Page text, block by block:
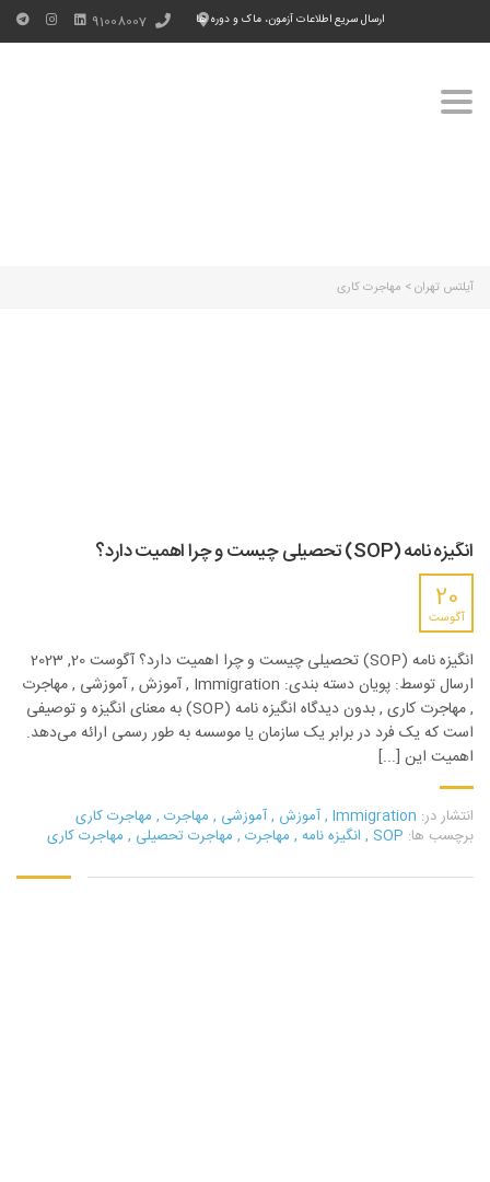
ارسال سریع اطلاعات آزمون، ماک و دوره ها 91008007
Toggle
آیلتس تهران> مهاجرت کاری
انگیزه نامه (SOP) تحصیلی چیست و چرا اهمیت دارد؟
20
آگوست
انگیزه نامه (SOP) تحصیلی چیست و چرا اهمیت دارد؟ آگوست 20, 2023
ارسال توسط: پویان دسته بندی: Immigration , آموزش , آموزشی , مهاجرت
, مهاجرت کاری , بدون دیدگاه انگیزه نامه (SOP) به معنای انگیزه و توصیفی
است که یک فرد در برابر یک سازمان یا موسسه به طور رسمی ارائه می‌دهد.
اهمیت این [...]
انتشار در: Immigration
,آموزش ,آموزشی , مهاجرت , مهاجرت کاری
برچسب ها: SOP
, انگیزه نامه , مهاجرت , مهاجرت تحصیلی , مهاجرت کاری